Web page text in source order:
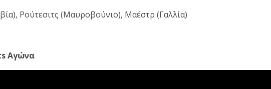
Ρούτεσιτς (Μαυροβούνιο), Μαέστρ (Γαλλία)
Αγώνα